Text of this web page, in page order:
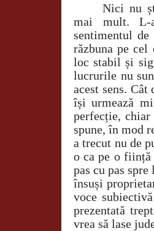
Nici nu
mai mult. L-
sentimentul
răzbuna pe
loc stabil și
lucrurile nu
acest sens.
își urmează
perfecție, chiar
spune, în mod
a trecut nu de
o ca pe o ființă
pas cu pas
însuși
voce
prezentată
vrea să lase